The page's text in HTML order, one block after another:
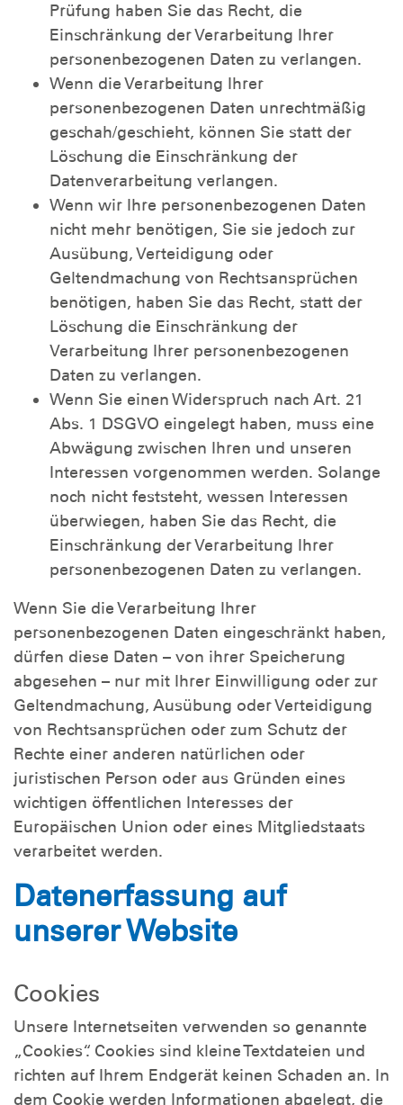
Prüfung haben Sie das Recht, die
Einschränkung der Verarbeitung Ihrer
personenbezogenen Daten zu verlangen.
Wenn die Verarbeitung Ihrer
personenbezogenen Daten unrechtmäßig
geschah/geschieht, können Sie statt der
Löschung die Einschränkung der
Datenverarbeitung verlangen.
Wenn wir Ihre personenbezogenen Daten
nicht mehr benötigen, Sie sie jedoch zur
Ausübung, Verteidigung oder
Geltendmachung von Rechtsansprüchen
benötigen, haben Sie das Recht, statt der
Löschung die Einschränkung der
Verarbeitung Ihrer personenbezogenen
Daten zu verlangen.
Wenn Sie einen Widerspruch nach Art. 21
Abs. 1 DSGVO eingelegt haben, muss eine
Abwägung zwischen Ihren und unseren
Interessen vorgenommen werden. Solange
noch nicht feststeht, wessen Interessen
überwiegen, haben Sie das Recht, die
Einschränkung der Verarbeitung Ihrer
personenbezogenen Daten zu verlangen.
Wenn Sie die Verarbeitung Ihrer
personenbezogenen Daten eingeschränkt haben,
dürfen diese Daten – von ihrer Speicherung
abgesehen – nur mit Ihrer Einwilligung oder zur
Geltendmachung, Ausübung oder Verteidigung
von Rechtsansprüchen oder zum Schutz der
Rechte einer anderen natürlichen oder
juristischen Person oder aus Gründen eines
wichtigen öffentlichen Interesses der
Europäischen Union oder eines Mitgliedstaats
verarbeitet werden.
Datenerfassung auf
unserer Website
Cookies
Unsere Internetseiten verwenden so genannte
„Cookies“. Cookies sind kleine Textdateien und
richten auf Ihrem Endgerät keinen Schaden an. In
dem Cookie werden Informationen abgelegt, die